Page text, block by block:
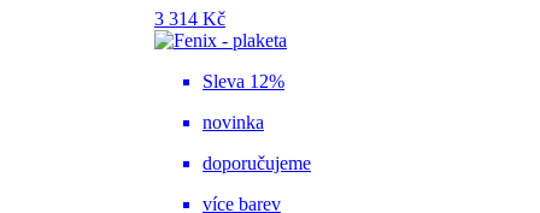
3 314 Kč
Sleva 12%
novinka
doporučujeme
více barev